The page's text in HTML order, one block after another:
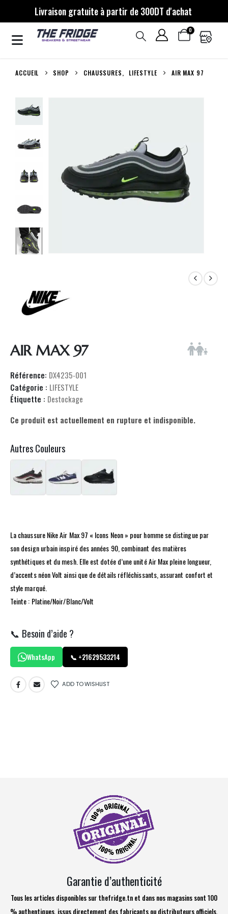
Livraison gratuite à partir de 300DT d'achat
0
ACCUEIL SHOP CHAUSSURES, LIFESTYLE AIR MAX 97
AIR MAX 97
Référence: DX4235-001
Catégorie : LIFESTYLE
Étiquette : Destockage
Ce produit est actuellement en rupture et indisponible.
Autres Couleurs
La chaussure Nike Air Max 97 « Icons Neon » pour homme se distingue par
son design urbain inspiré des années 90, combinant des matières
synthétiques et du mesh. Elle est dotée d’une unité Air Max pleine longueur,
d’accents néon Volt ainsi que de détails réfléchissants, assurant confort et
style marqué.
Teinte : Platine/Noir/Blanc/Volt
📞 Besoin d’aide ?
WhatsApp 📞 +21629533214
ADD TO WISHLIST
Garantie d’authenticité
Tous les articles disponibles sur thefridge.tn et dans nos magasins sont 100
% authentiques, issus directement des fabricants ou distributeurs officiels.